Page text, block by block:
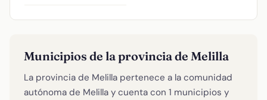
Municipios de la provincia de Melilla
La provincia de Melilla pertenece a la comunidad
autónoma de Melilla y cuenta con 1 municipios y